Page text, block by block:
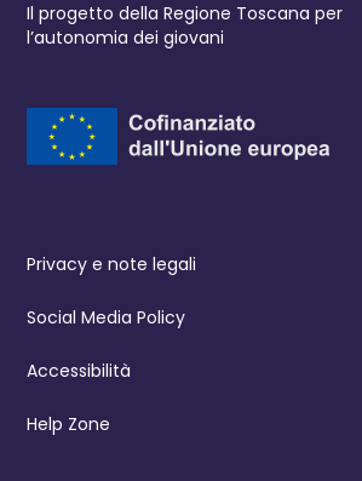
Il progetto della Regione Toscana per
l’autonomia dei giovani
Privacy e note legali
Social Media Policy
Accessibilità
Help Zone